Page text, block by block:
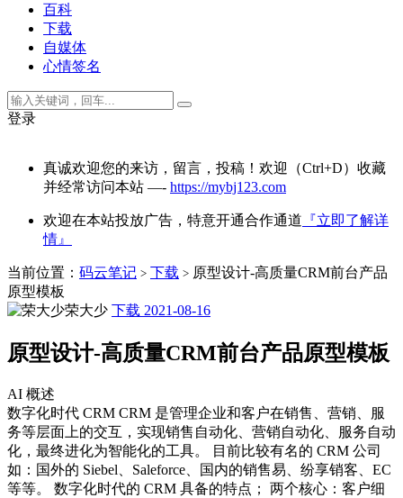
百科
下载
自媒体
心情签名
登录
真诚欢迎您的来访，留言，投稿！欢迎（Ctrl+D）收藏
并经常访问本站 —- https://mybj123.com
欢迎在本站投放广告，特意开通合作通道 『立即了解详
情』
当前位置： 码云笔记 > 下载 > 原型设计-高质量CRM前台产品
原型模板
荣大少 下载 2021-08-16
原型设计-高质量CRM前台产品原型模板
AI 概述
数字化时代 CRM CRM 是管理企业和客户在销售、营销、服
务等层面上的交互，实现销售自动化、营销自动化、服务自动
化，最终进化为智能化的工具。 目前比较有名的 CRM 公司
如：国外的 Siebel、Saleforce、国内的销售易、纷享销客、EC
等等。 数字化时代的 CRM 具备的特点； 两个核心：客户细